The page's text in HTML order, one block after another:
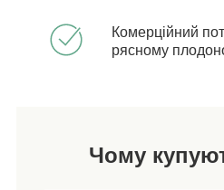
Комерційний
рясному
Чому